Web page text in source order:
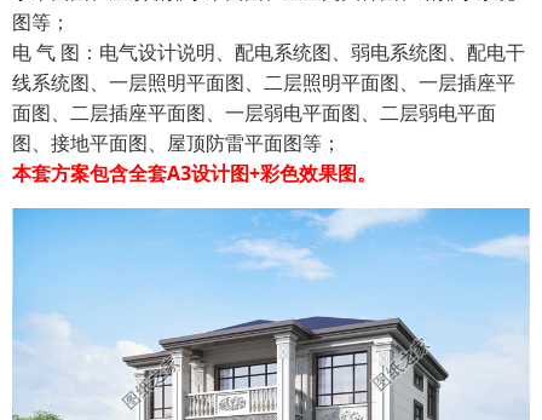
图等；
电 气 图：电气设计说明、配电系统图、弱电系统图、配电干
线系统图、一层照明平面图、二层照明平面图、一层插座平
面图、二层插座平面图、一层弱电平面图、二层弱电平面
图、接地平面图、屋顶防雷平面图等；
本套方案包含全套A3设计图+彩色效果图。